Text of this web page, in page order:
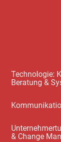
Technologie:
Beratung &
& Change